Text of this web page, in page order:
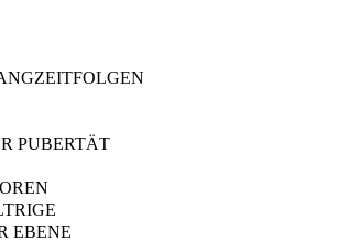
PUBERTÄT
EBENE